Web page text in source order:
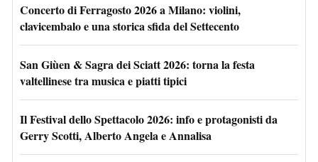
Concerto di Ferragosto 2026 a Milano: violini,
clavicembalo e una storica sfida del Settecento
San Giùen & Sagra dei Sciatt 2026: torna la festa
valtellinese tra musica e piatti tipici
Il Festival dello Spettacolo 2026: info e protagonisti da
Gerry Scotti, Alberto Angela e Annalisa